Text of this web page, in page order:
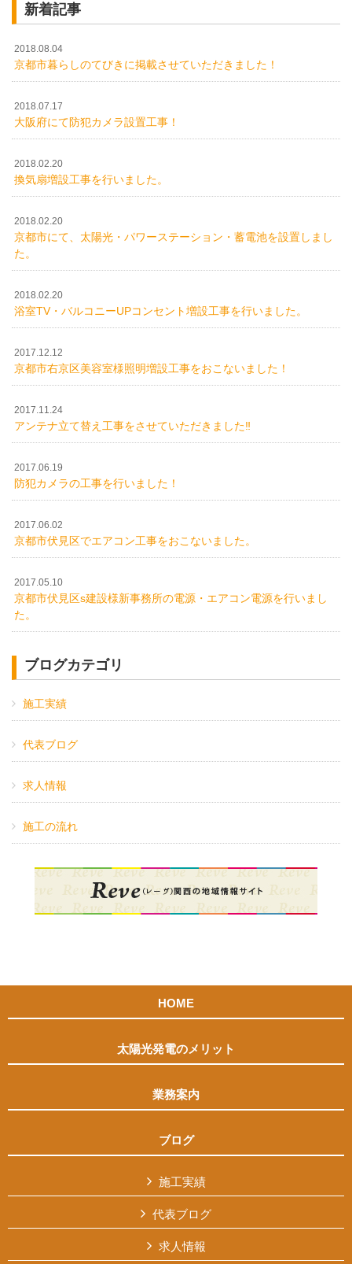
新着記事
2018.08.04
京都市暮らしのてびきに掲載させていただきました！
2018.07.17
大阪府にて防犯カメラ設置工事！
2018.02.20
換気扇増設工事を行いました。
2018.02.20
京都市にて、太陽光・パワーステーション・蓄電池を設置しまし
た。
2018.02.20
浴室TV・バルコニーUPコンセント増設工事を行いました。
2017.12.12
京都市右京区美容室様照明増設工事をおこないました！
2017.11.24
アンテナ立て替え工事をさせていただきました‼︎
2017.06.19
防犯カメラの工事を行いました！
2017.06.02
京都市伏見区でエアコン工事をおこないました。
2017.05.10
京都市伏見区s建設様新事務所の電源・エアコン電源を行いまし
た。
ブログカテゴリ
施工実績
代表ブログ
求人情報
施工の流れ
HOME
太陽光発電のメリット
業務案内
ブログ
施工実績
代表ブログ
求人情報